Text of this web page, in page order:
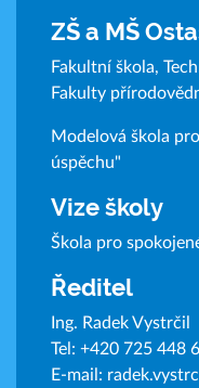
ZŠ a MŠ
Fakultní škola,
Fakulty
Modelová škola
úspěchu"
Vize školy
Škola pro
Ředitel
Ing. Radek Vystrčil
Tel: +420 725 448
E-mail: